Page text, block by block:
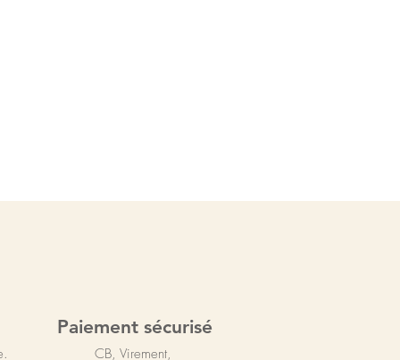
Paiement sécurisé
CB, Virement,